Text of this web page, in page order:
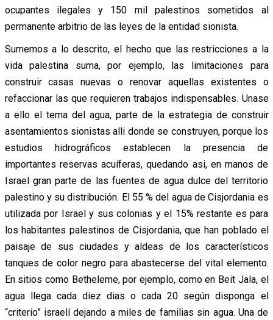
ocupantes ilegales y 150 mil palestinos sometidos al
permanente arbitrio de las leyes de la entidad sionista.
Sumemos a lo descrito, el hecho que las restricciones a la
vida palestina suma, por ejemplo, las limitaciones para
construir casas nuevas o renovar aquellas existentes o
refaccionar las que requieren trabajos indispensables. Unase
a ello el tema del agua, parte de la estrategia de construir
asentamientos sionistas alli donde se construyen, porque los
estudios hidrográficos establecen la presencia de
importantes reservas acuíferas, quedando asi, en manos de
Israel gran parte de las fuentes de agua dulce del territorio
palestino y su distribución. El 55 % del agua de Cisjordania es
utilizada por Israel y sus colonias y el 15% restante es para
los habitantes palestinos de Cisjordania, que han poblado el
paisaje de sus ciudades y aldeas de los característicos
tanques de color negro para abastecerse del vital elemento.
En sitios como Betheleme, por ejemplo, como en Beit Jala, el
agua llega cada diez dias o cada 20 según disponga el
“criterio” israelí dejando a miles de familias sin agua. Una de